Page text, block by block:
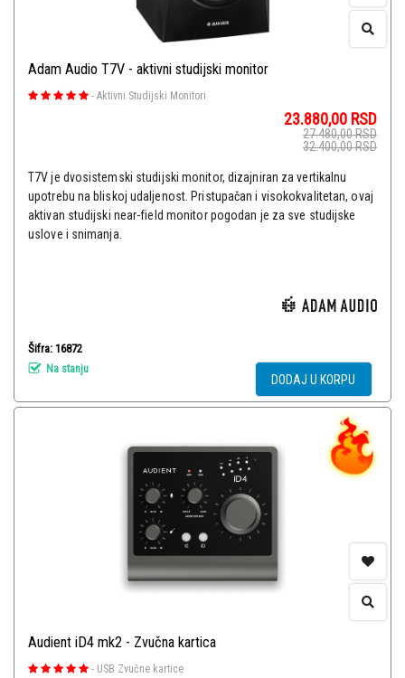
Adam Audio T7V - aktivni studijski monitor
- Aktivni Studijski Monitori
23.880,00 RSD
27.480,00RSD
32.400,00RSD
T7V je dvosistemski studijski monitor, dizajniran za vertikalnu
upotrebu na bliskoj udaljenost. Pristupačan i visokokvalitetan, ovaj
aktivan studijski near-field monitor pogodan je za sve studijske
uslove i snimanja.
Šifra: 16872
Na stanju
DODAJ U KORPU
Audient iD4 mk2 - Zvučna kartica
- USB Zvučne kartice